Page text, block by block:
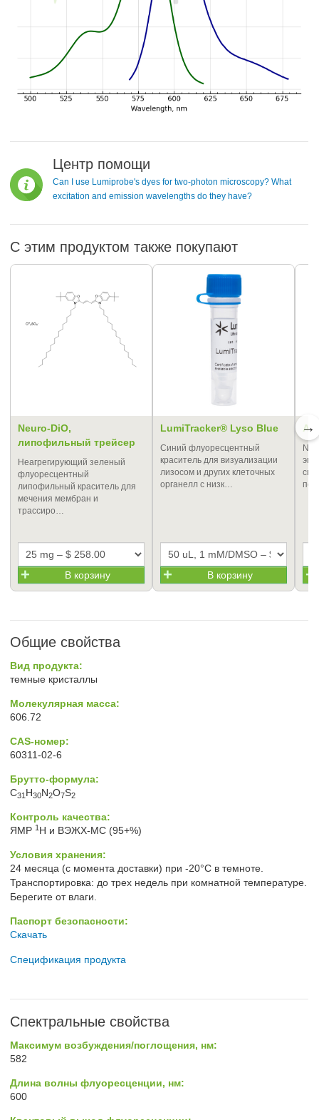
Центр помощи
Can I use Lumiprobe's dyes for two-photon microscopy? What
excitation and emission wavelengths do they have?
С этим продуктом также покупают
Neuro-DiO,
липофильный трейсер
Неагрегирующий зеленый
флуоресцентный
липофильный краситель для
мечения мембран и
трассиро…
В корзину
LumiTracker® Lyso Blue
Синий флуоресцентный
краситель для визуализации
лизосом и других клеточных
органелл с низк…
В корзину
AF
→
Общие свойства
Вид продукта:
темные кристаллы
Молекулярная масса:
606.72
CAS-номер:
60311-02-6
Брутто-формула:
C31 H30N2O7S2
Контроль качества:
ЯМР 1 H и ВЭЖХ-МС (95+%)
Условия хранения:
24 месяца (с момента доставки) при -20°C в темноте.
Транспортировка: до трех недель при комнатной температуре.
Берегите от влаги.
Паспорт безопасности:
Скачать
Спецификация продукта
Спектральные свойства
Максимум возбуждения/поглощения, нм:
582
Длина волны флуоресценции, нм:
600